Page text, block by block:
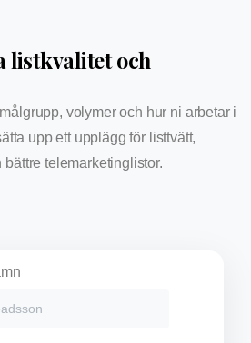
listkvalitet och
volymer och hur ni arbetar i
upp ett upplägg för listtvätt,
telemarketinglistor.